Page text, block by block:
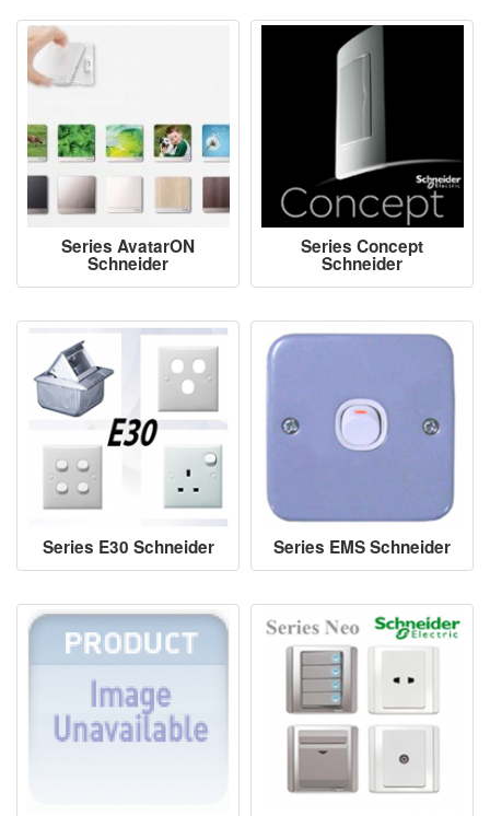
Series AvatarON
Schneider
Series Concept
Schneider
Series E30 Schneider Series EMS Schneider